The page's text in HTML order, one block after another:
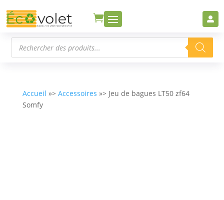
 
Recherche
produits
Accueil »> Accessoires »> Jeu de bagues LT50 zf64
Somfy